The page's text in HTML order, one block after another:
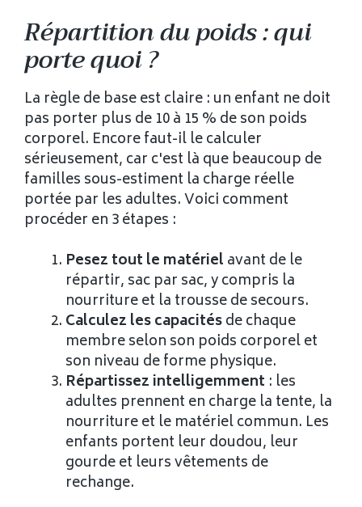
Répartition du poids : qui
porte quoi ?
La règle de base est claire : un enfant ne doit
pas porter plus de 10 à 15 % de son poids
corporel. Encore faut-il le calculer
sérieusement, car c'est là que beaucoup de
familles sous-estiment la charge réelle
portée par les adultes. Voici comment
procéder en 3 étapes :
Pesez tout le matériel avant de le
répartir, sac par sac, y compris la
nourriture et la trousse de secours.
Calculez les capacitésde chaque
membre selon son poids corporel et
son niveau de forme physique.
Répartissez intelligemment : les
adultes prennent en charge la tente, la
nourriture et le matériel commun. Les
enfants portent leur doudou, leur
gourde et leurs vêtements de
rechange.